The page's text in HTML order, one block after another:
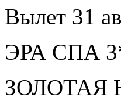
Вылет 31
ЭРА СПА 3*
ЗОЛОТАЯ